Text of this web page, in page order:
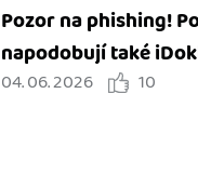
Pozor na phishing!
napodobují také
04. 06. 2026 10